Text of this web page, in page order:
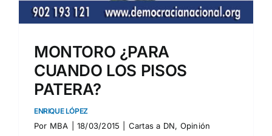
MONTORO ¿PARA
CUANDO LOS PISOS
PATERA?
ENRIQUE LÓPEZ
Por MBA 18/03/2015 Cartas a DN, Opinión